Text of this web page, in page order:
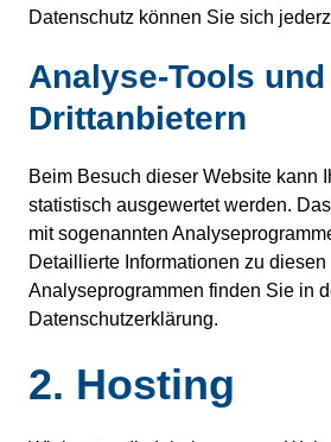
Datenschutz können Sie sich
Analyse-Tools
Dritt­anbietern
Beim Besuch dieser Website kann
statistisch ausgewertet werden.
mit sogenannten
Detaillierte Informationen zu diesen
Analyseprogrammen finden Sie in
Datenschutzerklärung.
2. Hosting